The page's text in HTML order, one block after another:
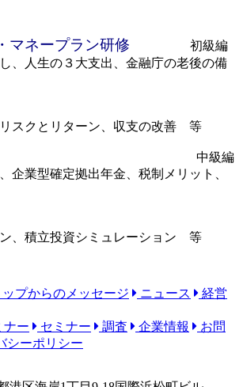
ネープラン研修
初級編
、人生の３大支出、金融庁の老後の備
スクとリターン、収支の改善 等
中級編
企業型確定拠出年金、税制メリット、
、積立投資シミュレーション 等
ップからのメッセージ ニュース
経営
ナー
セミナー 調査 企業情報
お問
シーポリシー